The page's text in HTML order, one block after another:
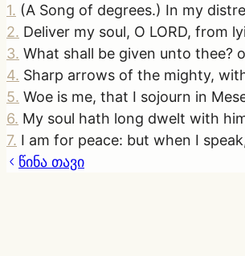
1. (A Song of degrees.) In my
2. Deliver my soul, O LORD, from
3. What shall be given unto thee?
4. Sharp arrows of the mighty,
5. Woe is me, that I sojourn in
6. My soul hath long dwelt with
7. I am for peace: but when I
წინა თავი